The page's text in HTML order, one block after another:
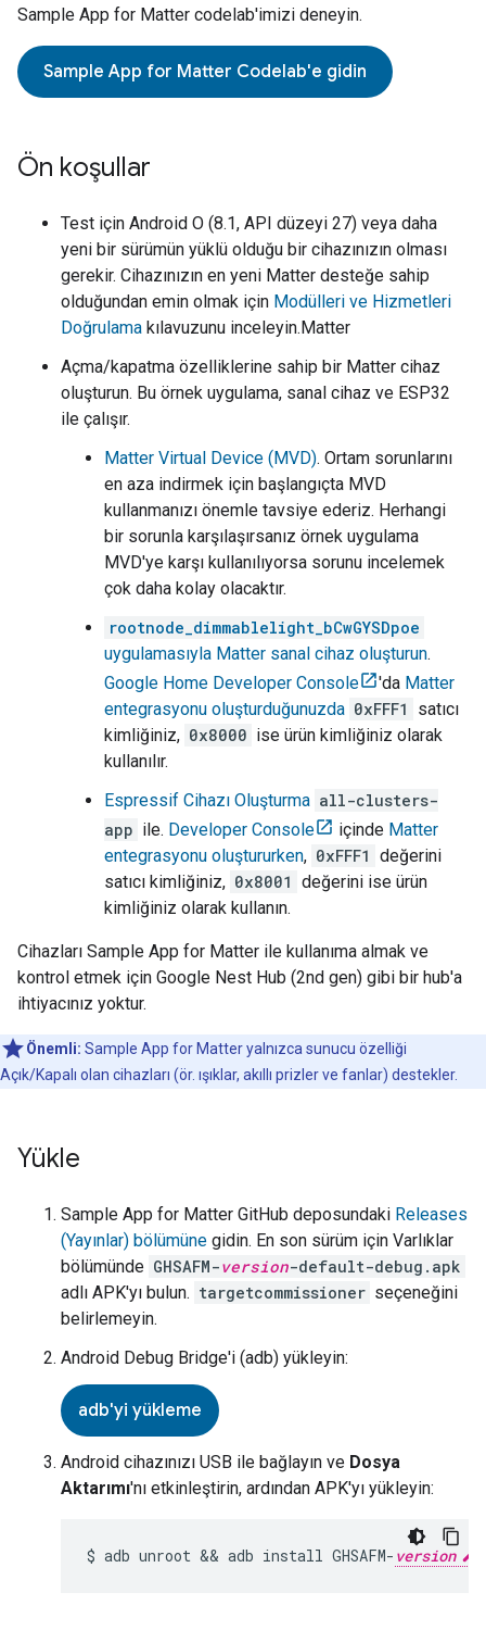
Sample App for Matter codelab'imizi deneyin.
Sample App for Matter Codelab'e gidin
Ön koşullar
Test için Android O (8.1, API düzeyi 27) veya daha
yeni bir sürümün yüklü olduğu bir cihazınızın olması
gerekir. Cihazınızın en yeni Matter desteğe sahip
olduğundan emin olmak için Modülleri ve Hizmetleri
Doğrulama kılavuzunu inceleyin.Matter
Açma/kapatma özelliklerine sahip bir Matter cihaz
oluşturun. Bu örnek uygulama, sanal cihaz ve ESP32
ile çalışır.
Matter Virtual Device (MVD). Ortam sorunlarını
en aza indirmek için başlangıçta MVD
kullanmanızı önemle tavsiye ederiz. Herhangi
bir sorunla karşılaşırsanız örnek uygulama
MVD'ye karşı kullanılıyorsa sorunu incelemek
çok daha kolay olacaktır.
rootnode_dimmablelight_bCwGYSDpoe
uygulamasıyla Matter sanal cihaz oluşturun.
Google Home Developer Console
'da Matter
entegrasyonu oluşturduğunuzda 0xFFF1
satıcı
kimliğiniz, 0x8000 ise ürün kimliğiniz olarak
kullanılır.
Espressif Cihazı Oluşturma all-clusters-
app ile. Developer Console içinde Matter
entegrasyonu oluştururken, 0xFFF1 değerini
satıcı kimliğiniz, 0x8001 değerini ise ürün
kimliğiniz olarak kullanın.
Cihazları Sample App for Matter ile kullanıma almak ve
kontrol etmek için Google Nest Hub (2nd gen) gibi bir hub'a
ihtiyacınız yoktur.
Önemli: Sample App for Matteryalnızca sunucu özelliği
Açık/Kapalı olan cihazları (ör. ışıklar, akıllı prizler ve fanlar) destekler.
Yükle
Sample App for Matter GitHub deposundaki Releases
(Yayınlar) bölümüne gidin. En son sürüm için Varlıklar
bölümünde GHSAFM-version-default-debug.apk
adlı APK'yı bulun. targetcommissioner seçeneğini
belirlemeyin.
Android Debug Bridge'i (adb) yükleyin:
adb'yi yükleme
Android cihazınızı USB ile bağlayın ve Dosya
Aktarımı'nı etkinleştirin, ardından APK'yı yükleyin:
$ adb unroot && adb install GHSAFM- version